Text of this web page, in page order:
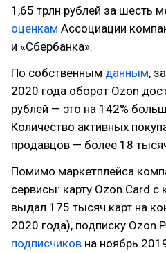
1,65 трлн рублей за шесть
оценкам Ассоциации
и «Сбербанка».
По собственным данным,
2020 года оборот Ozon
рублей — это на 142%
Количество активных
продавцов — более 18
Помимо маркетплейса
сервисы: карту Ozon.Card
выдал 175 тысяч карт на
2020 года), подписку
подписчиков на ноябрь